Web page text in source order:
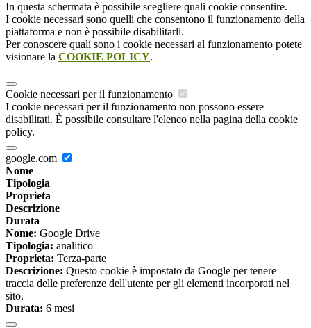
In questa schermata è possibile scegliere quali cookie consentire.
I cookie necessari sono quelli che consentono il funzionamento della
piattaforma e non è possibile disabilitarli.
Per conoscere quali sono i cookie necessari al funzionamento potete
visionare la COOKIE POLICY.
Cookie necessari per il funzionamento
I cookie necessari per il funzionamento non possono essere
disabilitati. È possibile consultare l'elenco nella pagina della cookie
policy.
google.com
Nome
Tipologia
Proprieta
Descrizione
Durata
Nome: Google Drive
Tipologia: analitico
Proprieta: Terza-parte
Descrizione: Questo cookie è impostato da Google per tenere
traccia delle preferenze dell'utente per gli elementi incorporati nel
sito.
Durata: 6 mesi